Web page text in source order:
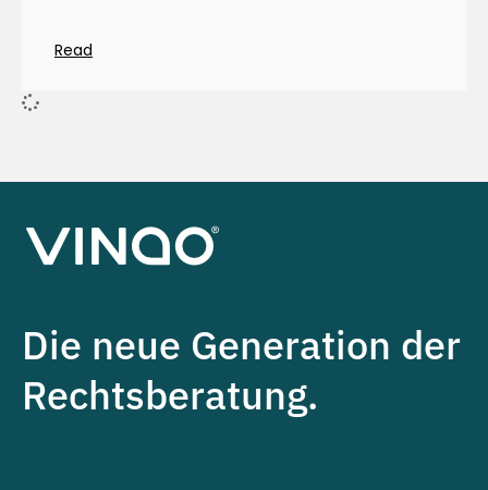
Read
Die neue Generation der
Rechtsberatung.